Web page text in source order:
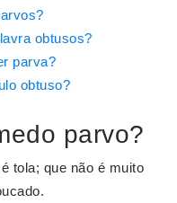
obtusos?
parva?
obtuso?
parvo?
tola; que não é muito